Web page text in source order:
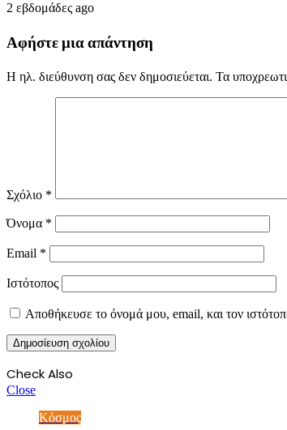
2 εβδομάδες ago
Αφήστε μια απάντηση
Η ηλ. διεύθυνση σας δεν δημοσιεύεται. Τα
Σχόλιο *
Όνομα *
Email *
Ιστότοπος
Αποθήκευσε το όνομά μου, email, και τον
Check Also
Close
Κόσμος